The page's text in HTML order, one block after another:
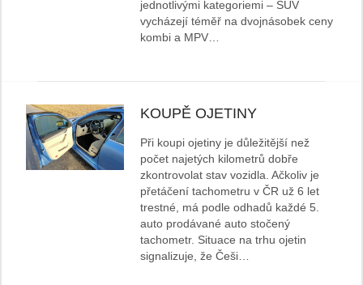
jednotlivými kategoriemi – SUV
vycházejí téměř na dvojnásobek ceny
kombi a MPV…
KOUPĚ OJETINY
Při koupi ojetiny je důležitější než
počet najetých kilometrů dobře
zkontrovolat stav vozidla. Ačkoliv je
přetáčení tachometru v ČR už 6 let
trestné, má podle odhadů každé 5.
auto prodávané auto stočený
tachometr. Situace na trhu ojetin
signalizuje, že Češi…